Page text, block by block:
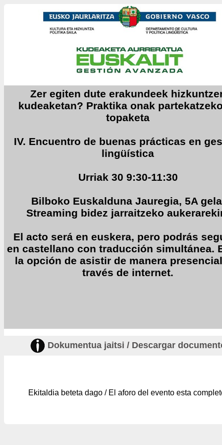
Zer egiten dute erakundeek
kudeaketan? Praktika onak
topaketa
IV. Encuentro de buenas prácticas en
lingüística
Urriak 30 9:30-11:30
Bilboko Euskalduna Jauregia, 5A
Streaming bidez jarraitzeko
El acto será en euskera, pero podrás
en castellano con traducción simultánea.
la opción de asistir de manera
través de internet.
Dokumentua jaitsi / Descargar
Ekitaldia beteta dago / El aforo del evento esta